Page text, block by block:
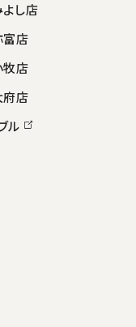
よし店
富店
牧店
府店
ル